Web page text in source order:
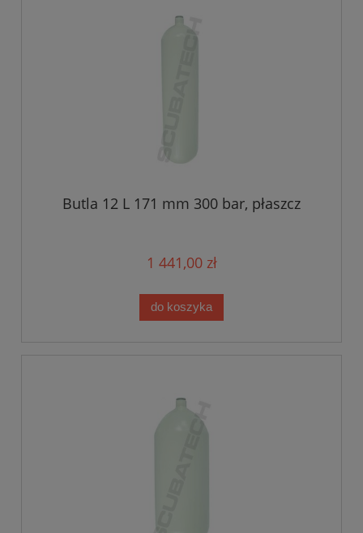
Butla 12 L 171 mm 300 bar, płaszcz
1 441,00 zł
do koszyka